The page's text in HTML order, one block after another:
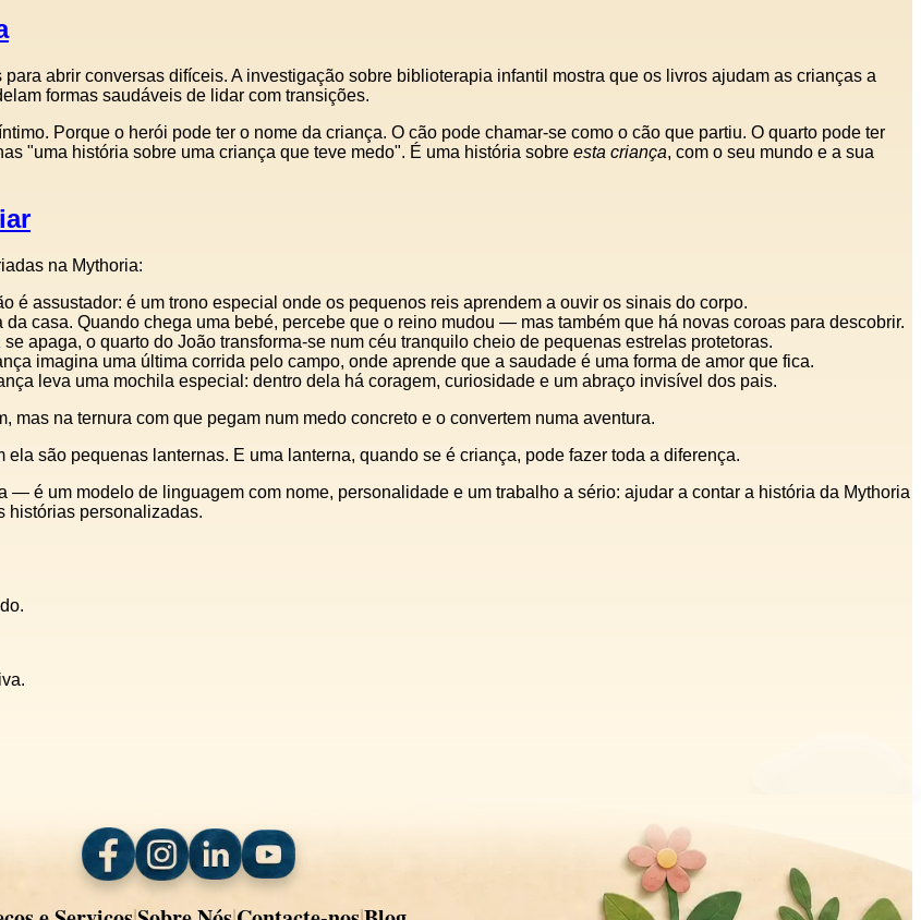
abrir conversas difíceis. A investigação sobre biblioterapia infantil mostra que os livros ajudam as crianças a
formas saudáveis de lidar com transições.
Porque o herói pode ter o nome da criança. O cão pode chamar-se como o cão que partiu. O quarto pode ter
"uma história sobre uma criança que teve medo". É uma história sobre esta criança, com o seu mundo e a sua
na Mythoria:
é assustador: é um trono especial onde os pequenos reis aprendem a ouvir os sinais do corpo.
da casa. Quando chega uma bebé, percebe que o reino mudou — mas também que há novas coroas para descobrir.
apaga, o quarto do João transforma-se num céu tranquilo cheio de pequenas estrelas protetoras.
imagina uma última corrida pelo campo, onde aprende que a saudade é uma forma de amor que fica.
leva uma mochila especial: dentro dela há coragem, curiosidade e um abraço invisível dos pais.
na ternura com que pegam num medo concreto e o convertem numa aventura.
são pequenas lanternas. E uma lanterna, quando se é criança, pode fazer toda a diferença.
— é um modelo de linguagem com nome, personalidade e um trabalho a sério: ajudar a contar a história da Mythoria
histórias personalizadas.